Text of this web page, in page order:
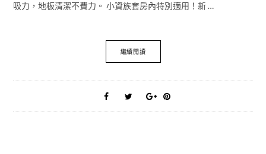
吸力，地板清潔不費力。 小資族套房內特別適用！新 …
繼續閱讀